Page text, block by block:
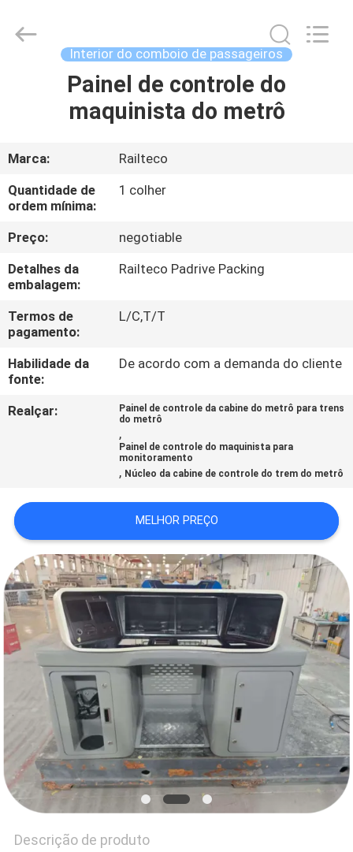
SOBRE
NÓS
EXCURSÃO
DA
FÁBRICA
CONTROLE
DA
QUALIDADE
CONTACTE-
NOS
NOTÍCIA
CASOS
MAPA
SITE
PRIVACY
POLICY
Equipment
Interior do comboio de passageiros
Painel de controle do
maquinista do metrô
Marca:
Railteco
Quantidade de
ordem mínima:
1 colher
Preço:
negotiable
Detalhes da
embalagem:
Railteco Padrive Packing
Termos de
pagamento:
L/C,T/T
Habilidade da
fonte:
De acordo com a demanda do cliente
Realçar:
Painel de controle da cabine do metrô para trens
do metrô
,
Painel de controle do maquinista para
monitoramento
, Núcleo da cabine de controle do trem do metrô
MELHOR PREÇO
Descrição de produto